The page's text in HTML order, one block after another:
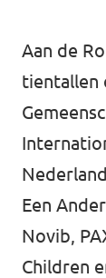
Aan de
tientallen
Een
Novib,
Children